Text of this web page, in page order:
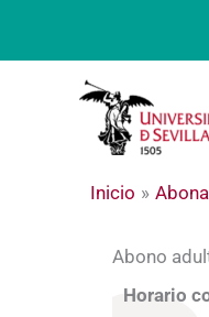
Inicio
Abono
Horario